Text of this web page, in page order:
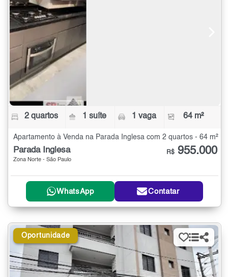
2 quartos 1 suíte 1 vaga 64 m²
Apartamento à Venda na Parada Inglesa com 2 quartos - 64 m²
Parada Inglesa
Zona Norte - São Paulo
R$ 955.000
WhatsApp Contatar
Oportunidade